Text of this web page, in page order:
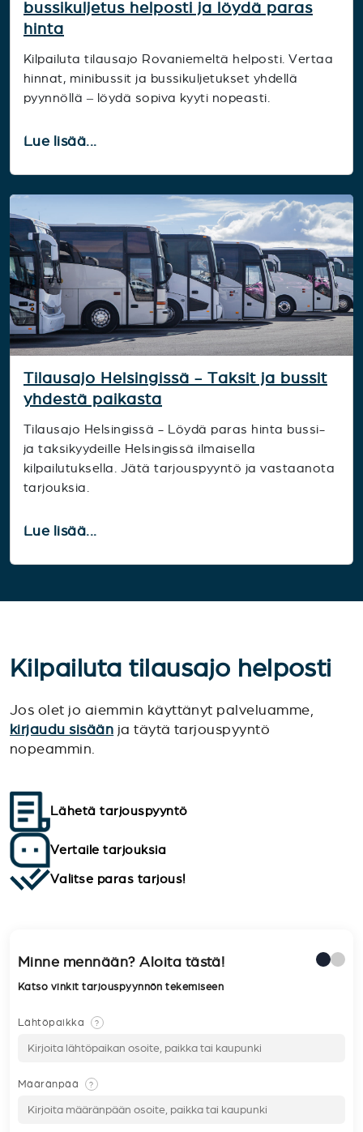
bussikuljetus helposti ja löydä paras
hinta
Kilpailuta tilausajo Rovaniemeltä helposti. Vertaa
hinnat, minibussit ja bussikuljetukset yhdellä
pyynnöllä – löydä sopiva kyyti nopeasti.
Lue lisää...
Tilausajo Helsingissä - Taksit ja bussit
yhdestä paikasta
Tilausajo Helsingissä - Löydä paras hinta bussi-
ja taksikyydeille Helsingissä ilmaisella
kilpailutuksella. Jätä tarjouspyyntö ja vastaanota
tarjouksia.
Lue lisää...
Kilpailuta tilausajo helposti
Jos olet jo aiemmin käyttänyt palveluamme,
kirjaudu sisään ja täytä tarjouspyyntö
nopeammin.
Lähetä tarjouspyyntö
Vertaile tarjouksia
Valitse paras tarjous!
Minne mennään? Aloita tästä!
Katso vinkit tarjouspyynnön tekemiseen
Lähtöpaikka ?
Määränpää ?